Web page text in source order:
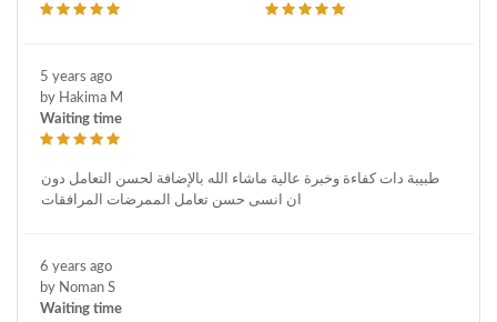
5 years ago
by Hakima M
Waiting time
طبيبة دات كفاءة وخبرة عالية ماشاء الله بالإضافة لحسن التعامل دون
ان انسى حسن تعامل الممرضات المرافقات
6 years ago
by Noman S
Waiting time